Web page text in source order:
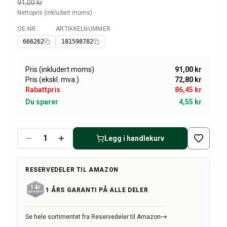
Amazon dekk/felg/navkapsler
Reservedeler til 1800
1800 Bremsesystem
1800 Drivstoff/Avgassystem
Volvo 1800 Karosseri
1800 Kjølesystem
1800 Motorregulering
1800 Motordeler
1800 Forvogn
Varme/Friskluftsanlegg 1800 (1961–73)
1800 Dekk/Felg
Reservedeler til 140/164
Volvo 140/164 karosseri
140/164 Bremsesystem
140/164 Elsystem
91,00 kr
Nettopris (inkludert moms)
Tilgjengelig
OE-NR.
666262
ARTIKKELNUMMER
181598782
Pris (inkludert moms)
91,00 kr
Pris (ekskl. mva.)
72,80 kr
Rabattpris
86,45 kr
Du sparer
4,55 kr
Legg i handlekurv
RESERVEDELER TIL AMAZON
1 ÅRS GARANTI PÅ ALLE DELER
Se hele sortimentet fra Reservedeler til Amazon